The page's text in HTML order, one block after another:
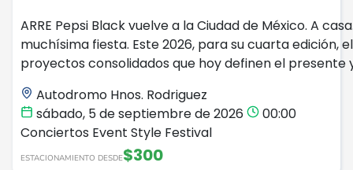
ARRE Pepsi Black vuelve a la Ciudad de México. A
muchísima fiesta. Este 2026, para su cuarta
proyectos consolidados que hoy definen el presente
Autodromo Hnos. Rodriguez
sábado, 5 de septiembre de 2026
00:00
Conciertos Event Style Festival
ESTACIONAMIENTO DESDE$300